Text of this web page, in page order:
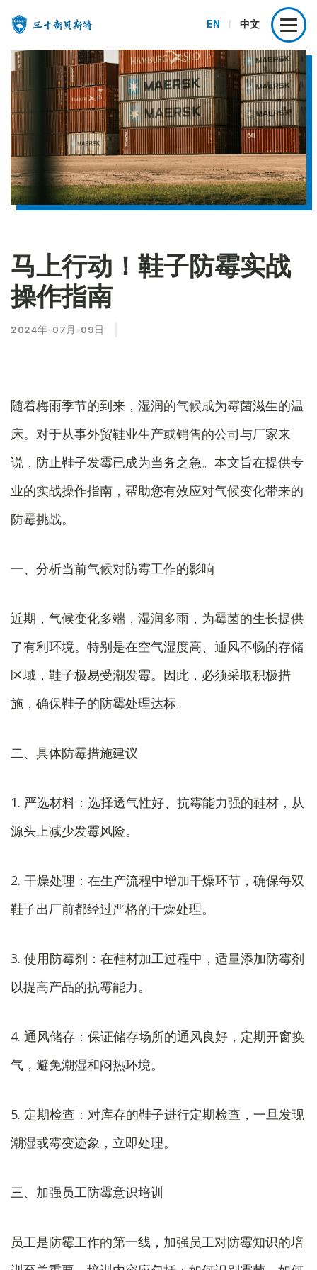
EN 中文
马上行动！鞋子防霉实战
操作指南
2024年-07月-09日
随着梅雨季节的到来，湿润的气候成为霉菌滋生的温
床。对于从事外贸鞋业生产或销售的公司与厂家来
说，防止鞋子发霉已成为当务之急。本文旨在提供专
业的实战操作指南，帮助您有效应对气候变化带来的
防霉挑战。
一、分析当前气候对防霉工作的影响
近期，气候变化多端，湿润多雨，为霉菌的生长提供
了有利环境。特别是在空气湿度高、通风不畅的存储
区域，鞋子极易受潮发霉。因此，必须采取积极措
施，确保鞋子的防霉处理达标。
二、具体防霉措施建议
1. 严选材料：选择透气性好、抗霉能力强的鞋材，从
源头上减少发霉风险。
2. 干燥处理：在生产流程中增加干燥环节，确保每双
鞋子出厂前都经过严格的干燥处理。
3. 使用防霉剂：在鞋材加工过程中，适量添加防霉剂
以提高产品的抗霉能力。
4. 通风储存：保证储存场所的通风良好，定期开窗换
气，避免潮湿和闷热环境。
5. 定期检查：对库存的鞋子进行定期检查，一旦发现
潮湿或霉变迹象，立即处理。
三、加强员工防霉意识培训
员工是防霉工作的第一线，加强员工对防霉知识的培